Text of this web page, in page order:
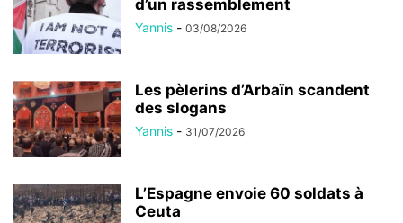
d’un rassemblement
Yannis - 03/08/2026
Les pèlerins d’Arbaïn scandent
des slogans
Yannis - 31/07/2026
L’Espagne envoie 60 soldats à
Ceuta